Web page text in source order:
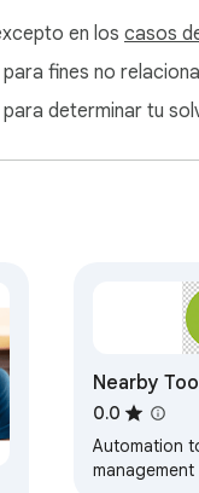
en los casos
fines no
determinar tu
Nearby
0.0
Automation
management